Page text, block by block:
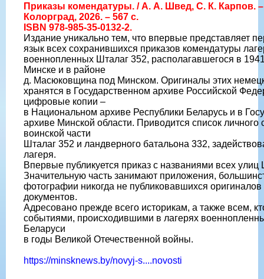
Приказы комендатуры. / А. А. Швед, С. К. Карпов.
Колорград, 2026. – 567 с.
ISBN 978-985-35-0132-2.
Издание уникально тем, что впервые представляет
язык всех сохранившихся приказов комендатуры
военнопленных Шталаг 352, располагавшегося в
Минске и в районе
д. Масюковщина под Минском. Оригиналы этих
хранятся в Государственном архиве Российской
цифровые копии –
в Национальном архиве Республики Беларусь и в
архиве Минской области. Приводится список личного
воинской части
Шталаг 352 и ландверного батальона 332,
лагеря.
Впервые публикуется приказ с названиями всех улиц
Значительную часть занимают приложения,
фотографии никогда не публиковавшихся
документов.
Адресовано прежде всего историкам, а также всем,
событиями, происходившими в лагерях
Беларуси
в годы Великой Отечественной войны.
https://minsknews.by/novyj-s....novosti